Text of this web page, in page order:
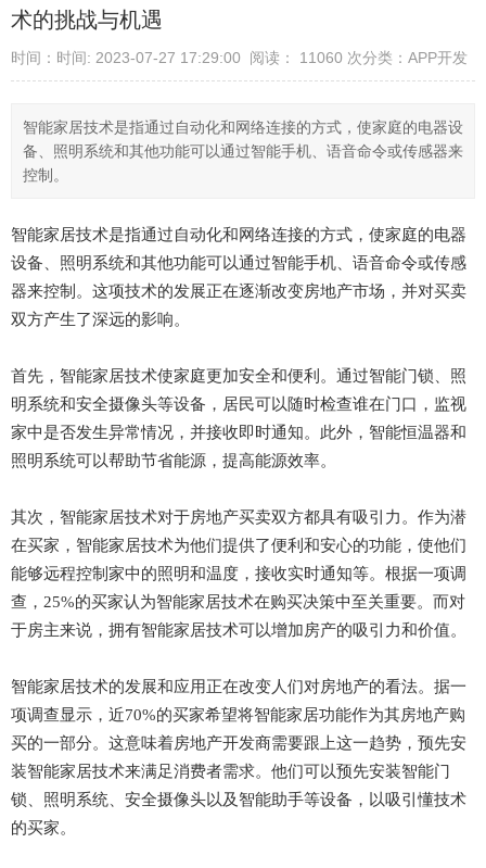
术的挑战与机遇
时间：时间: 2023-07-27 17:29:00 阅读： 11060 次分类：APP开发
智能家居技术是指通过自动化和网络连接的方式，使家庭的电器设
备、照明系统和其他功能可以通过智能手机、语音命令或传感器来
控制。
智能家居技术是指通过自动化和网络连接的方式，使家庭的电器
设备、照明系统和其他功能可以通过智能手机、语音命令或传感
器来控制。这项技术的发展正在逐渐改变房地产市场，并对买卖
双方产生了深远的影响。
首先，智能家居技术使家庭更加安全和便利。通过智能门锁、照
明系统和安全摄像头等设备，居民可以随时检查谁在门口，监视
家中是否发生异常情况，并接收即时通知。此外，智能恒温器和
照明系统可以帮助节省能源，提高能源效率。
其次，智能家居技术对于房地产买卖双方都具有吸引力。作为潜
在买家，智能家居技术为他们提供了便利和安心的功能，使他们
能够远程控制家中的照明和温度，接收实时通知等。根据一项调
查，25%的买家认为智能家居技术在购买决策中至关重要。而对
于房主来说，拥有智能家居技术可以增加房产的吸引力和价值。
智能家居技术的发展和应用正在改变人们对房地产的看法。据一
项调查显示，近70%的买家希望将智能家居功能作为其房地产购
买的一部分。这意味着房地产开发商需要跟上这一趋势，预先安
装智能家居技术来满足消费者需求。他们可以预先安装智能门
锁、照明系统、安全摄像头以及智能助手等设备，以吸引懂技术
的买家。